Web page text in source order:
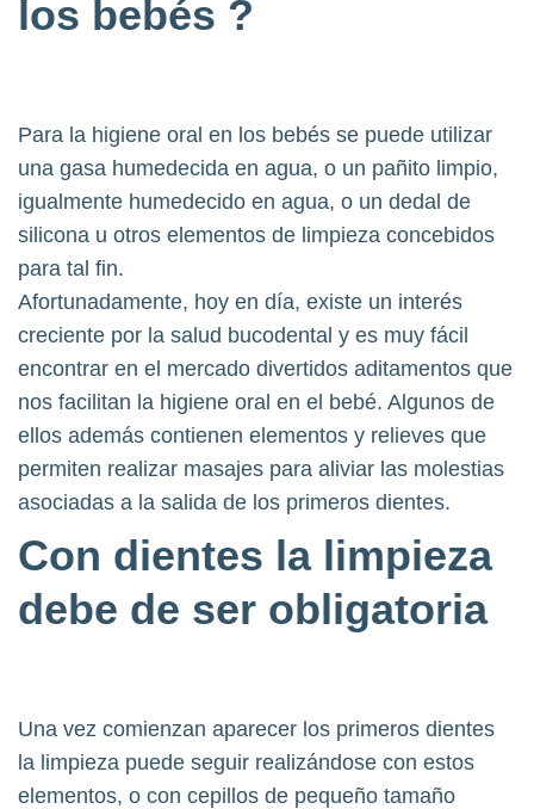
los bebés ?
Para la higiene oral en los bebés se puede utilizar
una gasa humedecida en agua, o un pañito limpio,
igualmente humedecido en agua, o un dedal de
silicona u otros elementos de limpieza concebidos
para tal fin.
Afortunadamente, hoy en día, existe un interés
creciente por la salud bucodental y es muy fácil
encontrar en el mercado divertidos aditamentos que
nos facilitan la higiene oral en el bebé. Algunos de
ellos además contienen elementos y relieves que
permiten realizar masajes para aliviar las molestias
asociadas a la salida de los primeros dientes.
Con dientes la limpieza
debe de ser obligatoria
Una vez comienzan aparecer los primeros dientes
la limpieza puede seguir realizándose con estos
elementos, o con cepillos de pequeño tamaño